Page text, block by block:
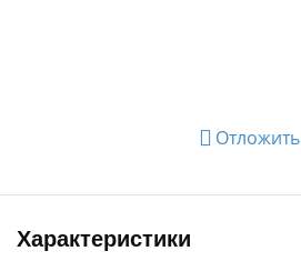
Отложить
Характеристики